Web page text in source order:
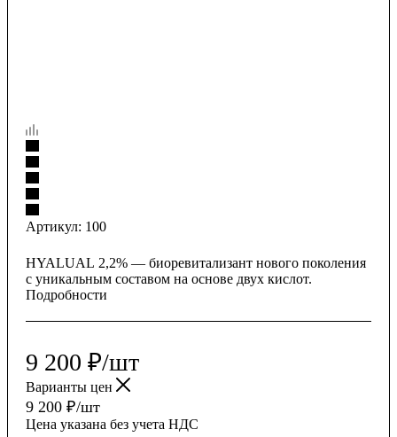
Артикул: 100
HYALUAL 2,2% — биоревитализант нового поколения
с уникальным составом на основе двух кислот.
Подробности
9 200 ₽/шт
Варианты цен
9 200 ₽/шт
Цена указана без учета НДС